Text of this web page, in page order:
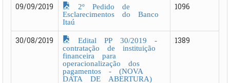
09/09/2019
2º Pedido de
Esclarecimentos do Banco
Itaú
1096
30/08/2019
Edital PP 30/2019 -
contratação de instituição
financeira para
operacionalização dos
pagamentos - (NOVA
DATA DE ABERTURA)
1389